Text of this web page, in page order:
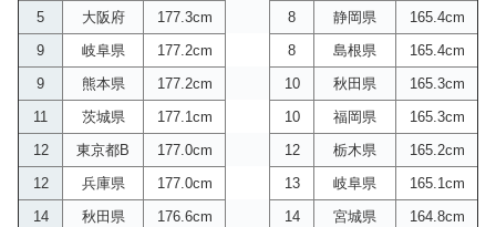
5
大阪府 177.3cm 8 静岡県
165.4cm
9
岐阜県 177.2cm 8 島根県
165.4cm
9
熊本県 177.2cm 10 秋田県
165.3cm
11
茨城県 177.1cm 10 福岡県
165.3cm
12
東京都B 177.0cm 12 栃木県
165.2cm
12
兵庫県 177.0cm 13 岐阜県
165.1cm
14
秋田県 176.6cm 14 宮城県
164.8cm